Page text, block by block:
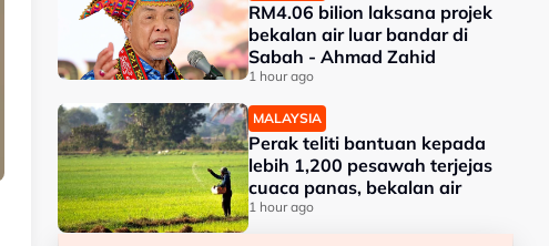
RM4.06 bilion laksana projek
bekalan air luar bandar di
Sabah - Ahmad Zahid
1 hour ago
MALAYSIA
Perak teliti bantuan kepada
lebih 1,200 pesawah terjejas
cuaca panas, bekalan air
1 hour ago